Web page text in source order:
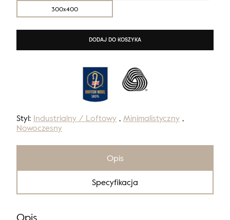
Styl: Industrialny / Loftowy , Minimalistyczny ,
Nowoczesny
300x400
DODAJ DO KOSZYKA
Opis
Specyfikacja
Opis